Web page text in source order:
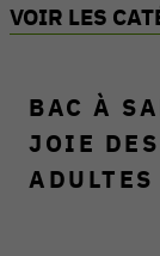
VOIR LES
BAC À
JOIE
ADULTES